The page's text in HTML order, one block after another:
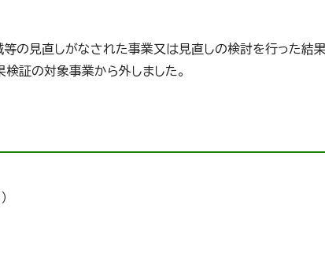
の見直しがなされた事業又は見直しの検討を行った結
証の対象事業から外しました。